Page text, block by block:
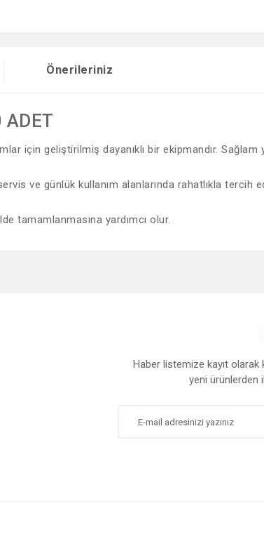
Önerileriniz
için geliştirilmiş dayanıklı bir ekipmandır. Sağlam
ve günlük kullanım alanlarında rahatlıkla tercih
tamamlanmasına yardımcı olur.
Haber listemize kayıt olarak
yeni ürünlerden